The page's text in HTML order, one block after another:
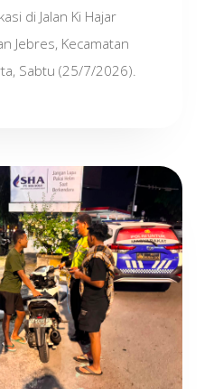
di Jalan Ki Hajar
Jebres, Kecamatan
Sabtu (25/7/2026).